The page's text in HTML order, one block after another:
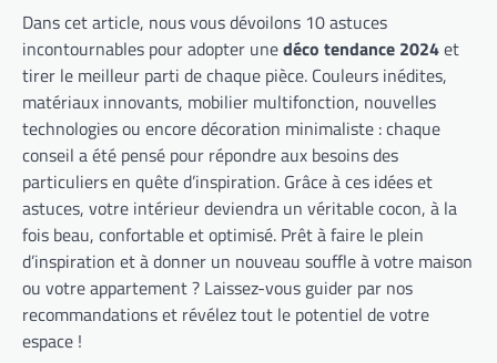
Dans cet article, nous vous dévoilons 10 astuces
incontournables pour adopter unedéco tendance 2024et
tirer le meilleur parti de chaque pièce. Couleurs inédites,
matériaux innovants, mobilier multifonction, nouvelles
technologies ou encore décoration minimaliste : chaque
conseil a été pensé pour répondre aux besoins des
particuliers en quête d’inspiration. Grâce à ces idées et
astuces, votre intérieur deviendra un véritable cocon, à la
fois beau, confortable et optimisé. Prêt à faire le plein
d’inspiration et à donner un nouveau souffle à votre maison
ou votre appartement ? Laissez-vous guider par nos
recommandations et révélez tout le potentiel de votre
espace !